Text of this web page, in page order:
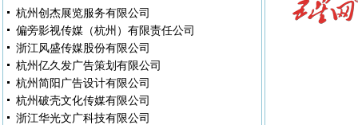
杭州创杰展览服务有限公司
偏旁影视传媒（杭州）有限责任公司
浙江风盛传媒股份有限公司
杭州亿久发广告策划有限公司
杭州简阳广告设计有限公司
杭州破壳文化传媒有限公司
浙江华光文广科技有限公司